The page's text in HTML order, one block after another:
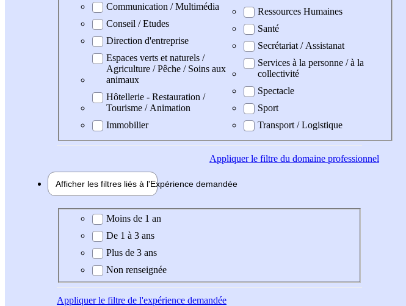
Communication / Multimédia
Conseil / Etudes
Direction d'entreprise
Espaces verts et naturels /
Agriculture / Pêche / Soins aux
animaux
Hôtellerie - Restauration /
Tourisme / Animation
Immobilier
Ressources Humaines
Santé
Secrétariat / Assistanat
Services à la personne / à la
collectivité
Spectacle
Sport
Transport / Logistique
Appliquerle filtre du domaine professionnel
Afficher les filtres liés à l'Expérience demandée
Expérience demandée
Moins de 1 an
De 1 à 3 ans
Plus de 3 ans
Non renseignée
Appliquerle filtre de l'expérience demandée